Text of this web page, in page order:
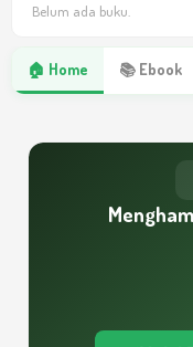
Belum ada buku.
🏠 Home 📚 Ebook